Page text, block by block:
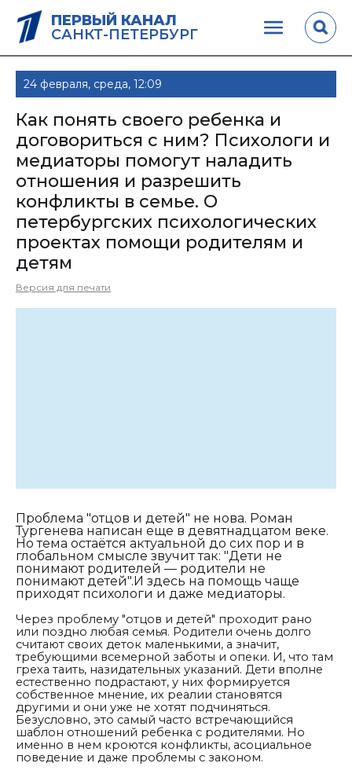
ПЕРВЫЙ КАНАЛ
САНКТ-ПЕТЕРБУРГ
24 февраля, среда, 12:09
Как понять своего ребенка и
договориться с ним? Психологи и
медиаторы помогут наладить
отношения и разрешить
конфликты в семье. О
петербургских психологических
проектах помощи родителям и
детям
Версия для печати
Проблема "отцов и детей" не нова. Роман
Тургенева написан еще в девятнадцатом веке.
Но тема остаётся актуальной до сих пор и в
глобальном смысле звучит так: "Дети не
понимают родителей — родители не
понимают детей".И здесь на помощь чаще
приходят психологи и даже медиаторы.
Через проблему "отцов и детей" проходит рано
или поздно любая семья. Родители очень долго
считают своих деток маленькими, а значит,
требующими всемерной заботы и опеки. И, что там
греха таить, назидательных указаний. Дети вполне
естественно подрастают, у них формируется
собственное мнение, их реалии становятся
другими и они уже не хотят подчиняться.
Безусловно, это самый часто встречающийся
шаблон отношений ребенка с родителями. Но
именно в нем кроются конфликты, асоциальное
поведение и даже проблемы с законом.